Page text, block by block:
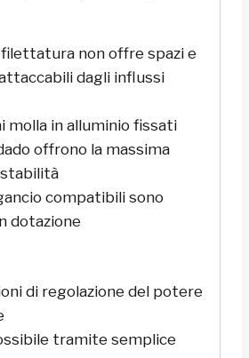
filettatura non offre spazi e
dagli influssi
molla in alluminio fissati
offrono la massima
compatibili sono
dotazione
di regolazione del potere
tramite semplice